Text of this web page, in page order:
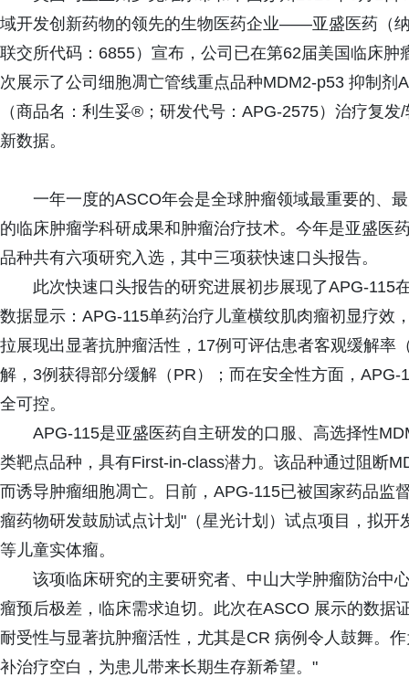
域开发创新药物的领先的生物医药企业——亚盛医药（
联交所代码：6855）宣布，公司已在第62届美国临床
次展示了公司细胞凋亡管线重点品种MDM2-p53 抑制
（商品名：利生妥®；研发代号：APG-2575）治疗复
新数据。
一年一度的ASCO年会是全球肿瘤领域最重要的、
的临床肿瘤学科研成果和肿瘤治疗技术。今年是亚盛医
品种共有六项研究入选，其中三项获快速口头报告。
此次快速口头报告的研究进展初步展现了APG-115
数据显示：APG-115单药治疗儿童横纹肌肉瘤初显疗效
拉展现出显著抗肿瘤活性，17例可评估患者客观缓解率
解，3例获得部分缓解（PR）；而在安全性方面，
全可控。
APG-115是亚盛医药自主研发的口服、高选择性
类靶点品种，具有First-in-class潜力。该品种通过阻断
而诱导肿瘤细胞凋亡。日前，APG-115已被国家药品监
瘤药物研发鼓励试点计划"（星光计划）试点项目，拟
等儿童实体瘤。
该项临床研究的主要研究者、中山大学肿瘤防治中
瘤预后极差，临床需求迫切。此次在ASCO 展示的数据
耐受性与显著抗肿瘤活性，尤其是CR 病例令人鼓舞。
补治疗空白，为患儿带来长期生存新希望。"